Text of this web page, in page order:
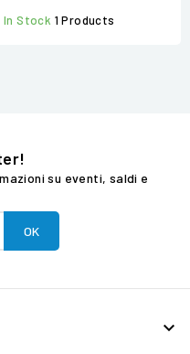
In Stock 1 Products
su eventi, saldi e
